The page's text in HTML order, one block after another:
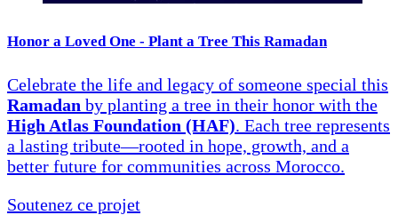
Honor a Loved One - Plant a Tree This Ramadan
Celebrate the life and legacy of someone special this
Ramadan by planting a tree in their honor with the
High Atlas Foundation (HAF). Each tree represents
a lasting tribute—rooted in hope, growth, and a
better future for communities across Morocco.
Soutenez ce projet